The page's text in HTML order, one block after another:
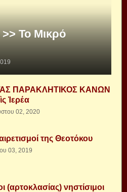
Το Μικρό
ΠΑΡΑΚΛΗΤΙΚΟΣ ΚΑΝΩΝ
Ἱερέα
02, 2020
της Θεοτόκου
03, 2019
(αρτοκλασίας) νηστίσιμοι